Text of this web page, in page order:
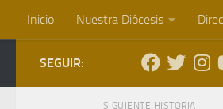
Saltar al contenido
Inicio Nuestra Diócesis
SEGUIR:
SIGUIENTE HISTORIA